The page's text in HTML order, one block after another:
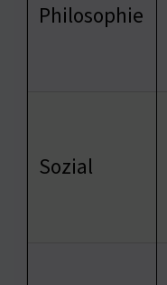
Philosophie
Sozial